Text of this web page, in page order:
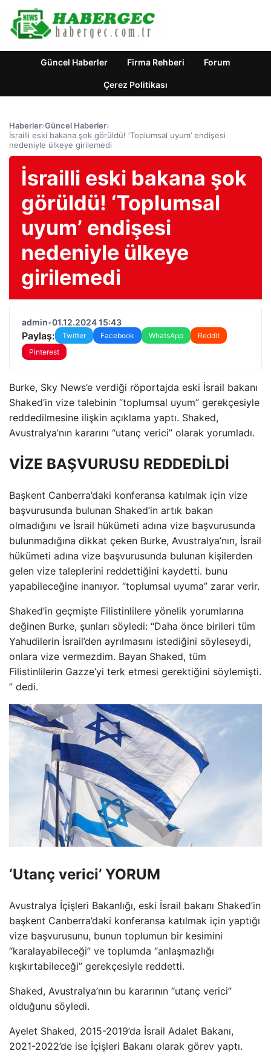
Güncel Haberler Firma Rehberi Forum
Çerez Politikası
Haberler›Güncel Haberler›
İsrailli eski bakana şok görüldü! ‘Toplumsal uyum’ endişesi
nedeniyle ülkeye girilemedi
İsrailli eski bakana şok
görüldü! ‘Toplumsal
uyum’ endişesi
nedeniyle ülkeye
girilemedi
admin•01.12.2024 15:43
Paylaş: Twitter Facebook WhatsApp
Reddit
Pinterest
Burke, Sky News’e verdiği röportajda eski İsrail bakanı
Shaked’in vize talebinin “toplumsal uyum” gerekçesiyle
reddedilmesine ilişkin açıklama yaptı. Shaked,
Avustralya’nın kararını “utanç verici” olarak yorumladı.
VİZE BAŞVURUSU REDDEDİLDİ
Başkent Canberra’daki konferansa katılmak için vize
başvurusunda bulunan Shaked’in artık bakan
olmadığını ve İsrail hükümeti adına vize başvurusunda
bulunmadığına dikkat çeken Burke, Avustralya’nın, İsrail
hükümeti adına vize başvurusunda bulunan kişilerden
gelen vize taleplerini reddettiğini kaydetti. bunu
yapabileceğine inanıyor. “toplumsal uyuma” zarar verir.
Shaked’in geçmişte Filistinlilere yönelik yorumlarına
değinen Burke, şunları söyledi: “Daha önce birileri tüm
Yahudilerin İsrail’den ayrılmasını istediğini söyleseydi,
onlara vize vermezdim. Bayan Shaked, tüm
Filistinlilerin Gazze’yi terk etmesi gerektiğini söylemişti.
” dedi.
‘Utanç verici’ YORUM
Avustralya İçişleri Bakanlığı, eski İsrail bakanı Shaked’in
başkent Canberra’daki konferansa katılmak için yaptığı
vize başvurusunu, bunun toplumun bir kesimini
“karalayabileceği” ve toplumda “anlaşmazlığı
kışkırtabileceği” gerekçesiyle reddetti.
Shaked, Avustralya’nın bu kararının “utanç verici”
olduğunu söyledi.
Ayelet Shaked, 2015-2019’da İsrail Adalet Bakanı,
2021-2022’de ise İçişleri Bakanı olarak görev yaptı.